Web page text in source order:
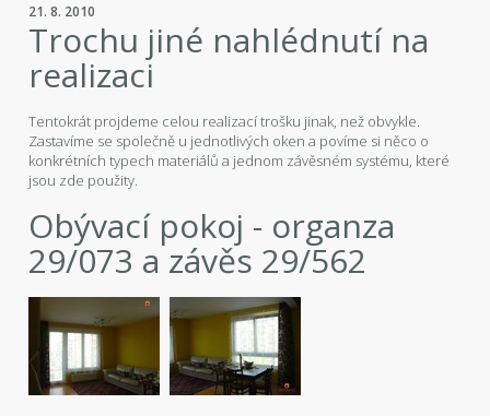
21. 8. 2010
Trochu jiné nahlédnutí na
realizaci
Tentokrát projdeme celou realizací trošku jinak, než obvykle.
Zastavíme se společně u jednotlivých oken a povíme si něco o
konkrétních typech materiálů a jednom závěsném systému, které
jsou zde použity.
Obývací pokoj - organza
29/073 a závěs 29/562